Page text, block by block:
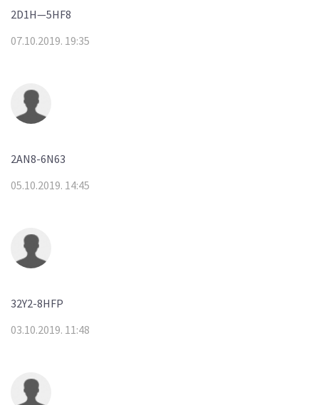
2D1H—5HF8
07.10.2019. 19:35
2AN8-6N63
05.10.2019. 14:45
32Y2-8HFP
03.10.2019. 11:48